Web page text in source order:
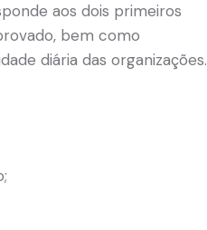
aos dois primeiros
bem como
diária das organizações.